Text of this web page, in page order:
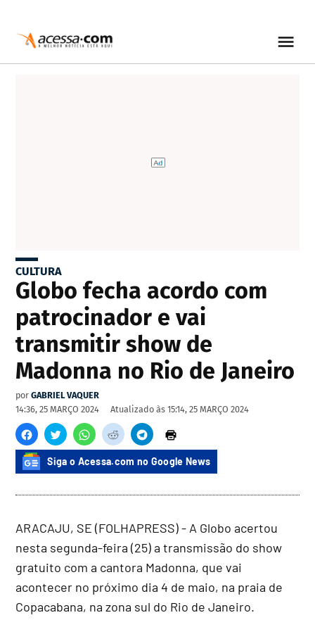
CULTURA
Globo fecha acordo com
patrocinador e vai
transmitir show de
Madonna no Rio de Janeiro
por GABRIEL VAQUER
14:36, 25 MARÇO 2024
Atualizado às 15:14, 25 MARÇO 2024
Siga o Acessa.com no Google News
ARACAJU, SE (FOLHAPRESS) - A Globo acertou
nesta segunda-feira (25) a transmissão do show
gratuito com a cantora Madonna, que vai
acontecer no próximo dia 4 de maio, na praia de
Copacabana, na zona sul do Rio de Janeiro.